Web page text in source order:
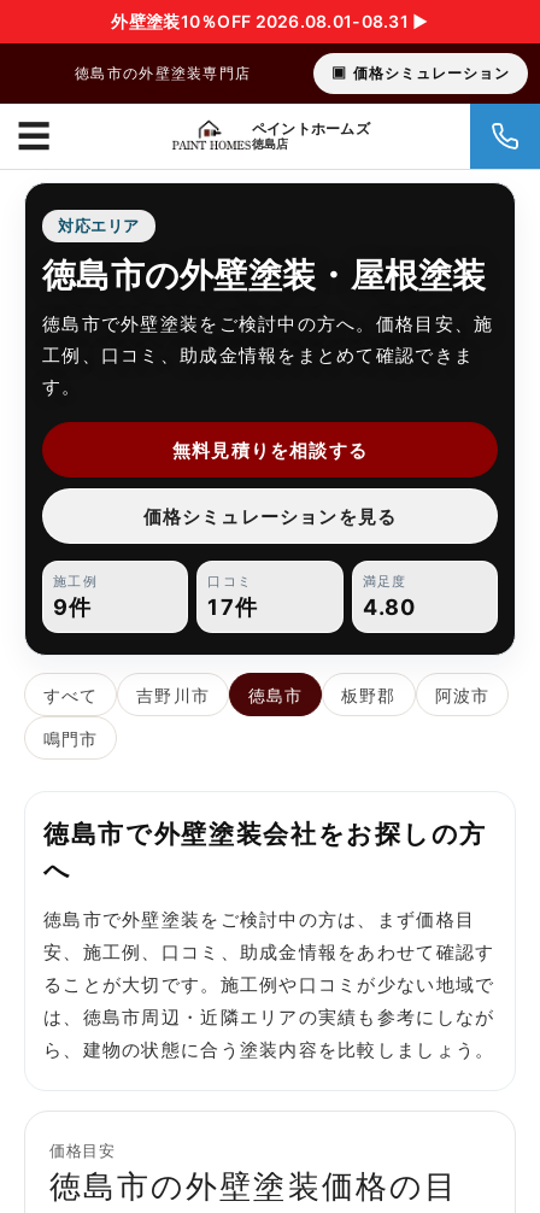
外壁塗装10％OFF 2026.08.01-08.31 ▶︎
徳島市の外壁塗装専門店 価格シミュレーション
ペイントホームズ
徳島店
☰
対応エリア
徳島市の外壁塗装・屋根塗装
徳島市で外壁塗装をご検討中の方へ。価格目安、施
工例、口コミ、助成金情報をまとめて確認できま
す。
無料見積りを相談する
価格シミュレーションを見る
施工例
9件
口コミ
17件
満足度
4.80
すべて 吉野川市 徳島市 板野郡 阿波市
鳴門市
徳島市で外壁塗装会社をお探しの方
へ
徳島市で外壁塗装をご検討中の方は、まず価格目
安、施工例、口コミ、助成金情報をあわせて確認す
ることが大切です。施工例や口コミが少ない地域で
は、徳島市周辺・近隣エリアの実績も参考にしなが
ら、建物の状態に合う塗装内容を比較しましょう。
価格目安
徳島市の外壁塗装価格の目